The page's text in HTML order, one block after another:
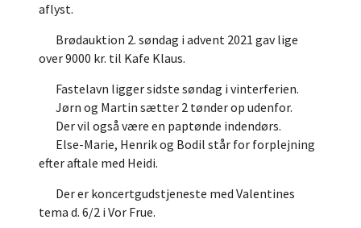
aflyst.
Brødauktion 2. søndag i advent 2021 gav lige
over 9000 kr. til Kafe Klaus.
Fastelavn ligger sidste søndag i vinterferien.
Jørn og Martin sætter 2 tønder op udenfor.
Der vil også være en paptønde indendørs.
Else-Marie, Henrik og Bodil står for forplejning
efter aftale med Heidi.
Der er koncertgudstjeneste med Valentines
tema d. 6/2 i Vor Frue.